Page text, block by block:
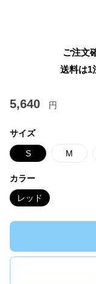
ご注文
送料は1
5,640 円
サイズ
S M
カラー
レッド